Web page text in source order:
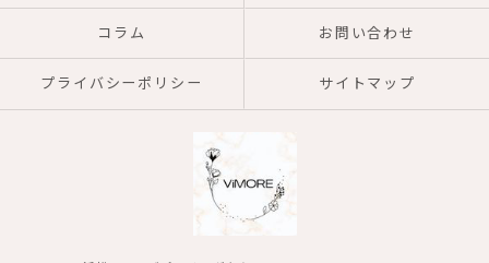
コラム お問い合わせ
プライバシーポリシー サイトマップ